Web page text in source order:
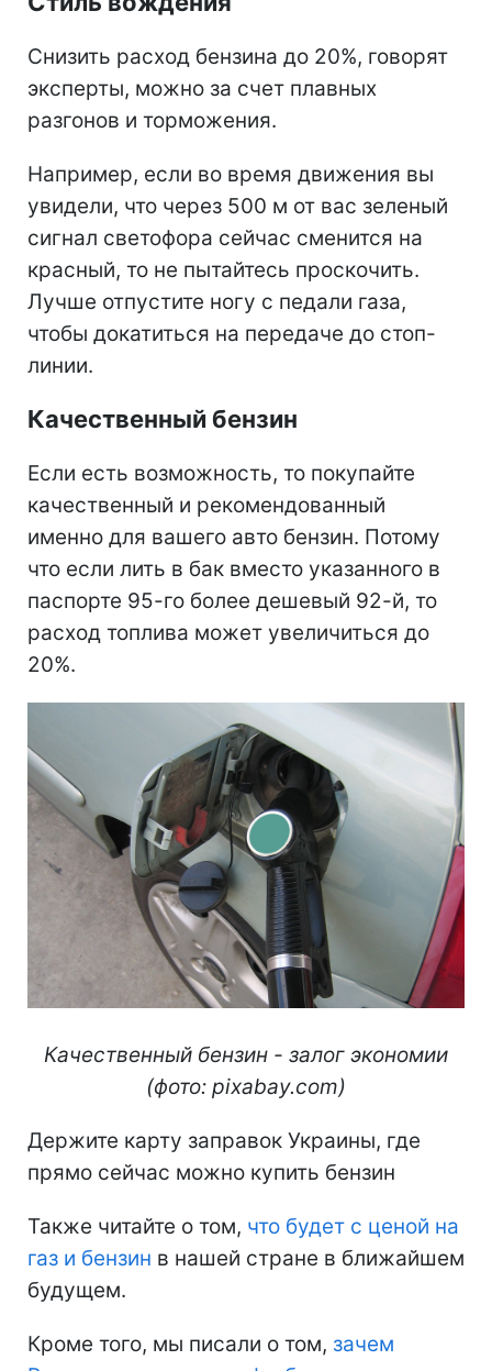
Снизить расход бензина до 20%, говорят
эксперты, можно за счет плавных
разгонов и торможения.
Например, если во время движения вы
увидели, что через 500 м от вас зеленый
сигнал светофора сейчас сменится на
красный, то не пытайтесь проскочить.
Лучше отпустите ногу с педали газа,
чтобы докатиться на передаче до стоп-
линии.
Качественный бензин
Если есть возможность, то покупайте
качественный и рекомендованный
именно для вашего авто бензин. Потому
что если лить в бак вместо указанного в
паспорте 95-го более дешевый 92-й, то
расход топлива может увеличиться до
20%.
Качественный бензин - залог экономии
(фото: pixabay.com)
Держите карту заправок Украины, где
прямо сейчас можно купить бензин
Также читайте о том, что будет с ценой на
газ и бензин в нашей стране в ближайшем
будущем.
Кроме того, мы писали о том, зачем